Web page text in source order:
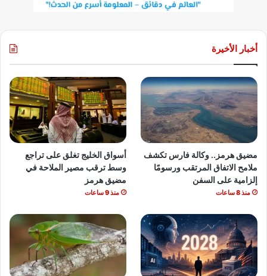
أخبار الأخيرة
مضيق هرمز.. وكالة فارس تكشف
ملامح الاتفاق المرتقب ورسومًا
إلزامية على السفن
منذ 8 ساعات
أسواق الخليج تغلق على تراجع
وسط ترقب مصير الملاحة في
مضيق هرمز
منذ 9 ساعات